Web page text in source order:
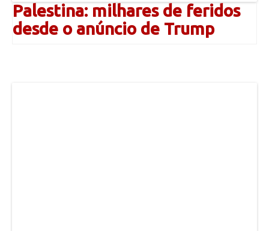
Palestina: milhares de feridos
desde o anúncio de Trump